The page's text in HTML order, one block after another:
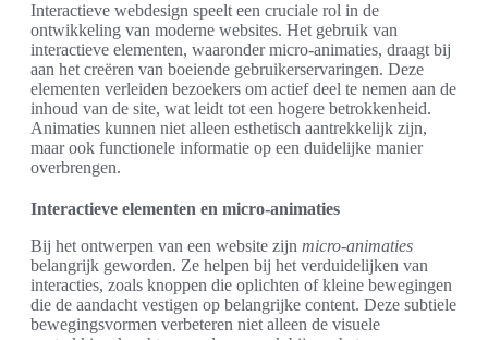
Interactieve webdesign speelt een cruciale rol in de
ontwikkeling van moderne websites. Het gebruik van
interactieve elementen, waaronder micro-animaties, draagt bij
aan het creëren van boeiende gebruikerservaringen. Deze
elementen verleiden bezoekers om actief deel te nemen aan de
inhoud van de site, wat leidt tot een hogere betrokkenheid.
Animaties kunnen niet alleen esthetisch aantrekkelijk zijn,
maar ook functionele informatie op een duidelijke manier
overbrengen.
Interactieve elementen en micro-animaties
Bij het ontwerpen van een website zijn micro-animaties
belangrijk geworden. Ze helpen bij het verduidelijken van
interacties, zoals knoppen die oplichten of kleine bewegingen
die de aandacht vestigen op belangrijke content. Deze subtiele
bewegingsvormen verbeteren niet alleen de visuele